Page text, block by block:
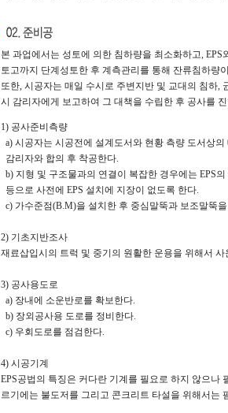
본 과업에서는 성토에 의한 침하량을 최소화하고,
토고까지 단계성토한 후 계측관리를 통해 잔류침하량
또한, 시공자는 매일 수시로 주변지반 및 교대의 침하,
시 감리자에게 보고하여 그 대책을 수립한 후 공사를
1) 공사준비측량
a) 시공자는 시공전에 설계도서와 현황 측량 도서상
감리자와 합의 후 착공한다.
b) 지형 및 구조물과의 연결이 복잡한 경우에는 EPS
등으로 사전에 EPS 설치에 지장이 없도록 한다.
c) 가수준점(B.M)을 설치한 후 중심말뚝과 보조말뚝
2) 기초지반조사
재료삽입시의 트럭 및 중기의 원활한 운용을 위해서
3) 공사용도로
a) 장내에 소운반로를 확보한다.
b) 장외공사용 도로를 정비한다.
c) 우회도로를 점검한다.
4) 시공기계
EPS공법의 특징은 커다란 기계를 필요로 하지 않으나
르기에는 불도저를 그리고 콘크리트 타설을 위해서는